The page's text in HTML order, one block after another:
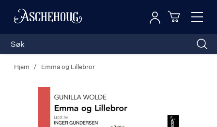
Toggle
Logg inn
Hjem Emma og Lillebror